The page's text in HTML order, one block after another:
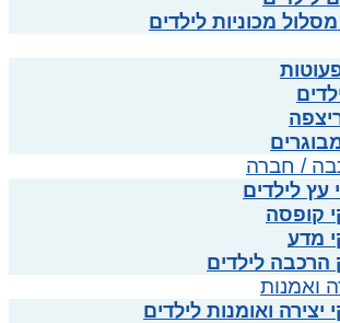
מסלול מכוניות לילדים
/ חברה
עץ לילדים
קופסה
מדע
לילדים
ואמנות
ואומנות לילדים